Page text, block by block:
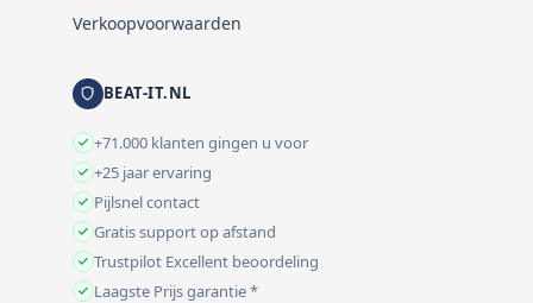
Verkoopvoorwaarden
BEAT-IT.NL
+71.000 klanten gingen u voor
+25 jaar ervaring
Pijlsnel contact
Gratis support op afstand
Trustpilot Excellent beoordeling
Laagste Prijs garantie *